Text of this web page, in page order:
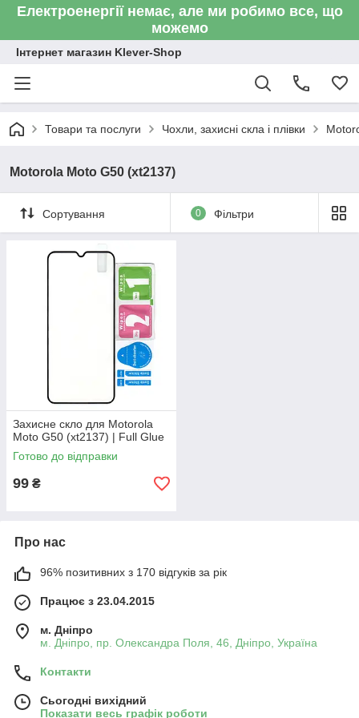
Електроенергії немає, але ми робимо все, що
можемо
Інтернет магазин Klever-Shop
Товари та послуги Чохли, захисні скла і плівки
Motorola Moto G50 (xt2137)
Сортування 0 Фільтри
Захисне скло для Motorola
Moto G50 (xt2137) | Full Glue
Готово до відправки
99 ₴
Про нас
96% позитивних з 170 відгуків за рік
Працює з 23.04.2015
м. Дніпро
м. Дніпро, пр. Олександра Поля, 46, Дніпро, Україна
Контакти
Сьогодні вихідний
Показати весь графік роботи